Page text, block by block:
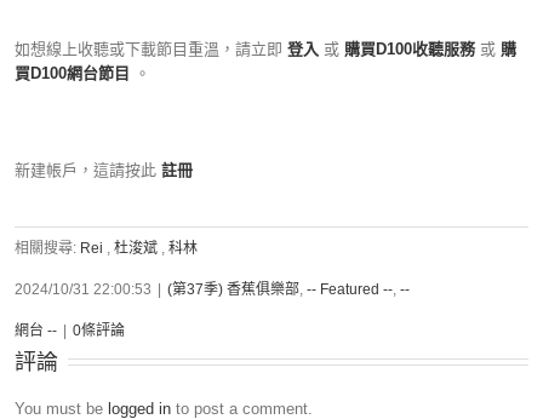
如想線上收聽或下載節目重溫，請立即 登入 或 購買D100收聽服務 或 購
買D100網台節目
。
新建帳戶，這請按此 註冊
相關搜尋: Rei , 杜浚斌 , 科林
2024/10/31 22:00:53 (第37季) 香蕉俱樂部, -- Featured --, --
網台 -- 0條評論
評論
You must be logged in to post a comment.